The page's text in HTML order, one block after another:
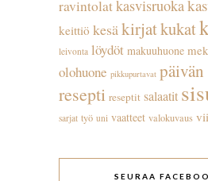
ravintolatkasvisruoka
keittiö kesäkirjatkukat
leivonta löydöt makuuhuone
olohuone pikkupurtavat
resepti reseptit salaatit
sarjat työ uni vaatteet valokuvaus
SEURAA